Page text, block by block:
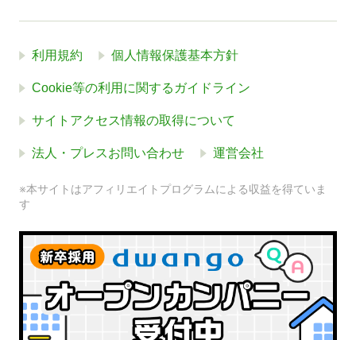
利用規約 個人情報保護基本方針
Cookie等の利用に関するガイドライン
サイトアクセス情報の取得について
法人・プレスお問い合わせ 運営会社
※本サイトはアフィリエイトプログラムによる収益を得ていま
す